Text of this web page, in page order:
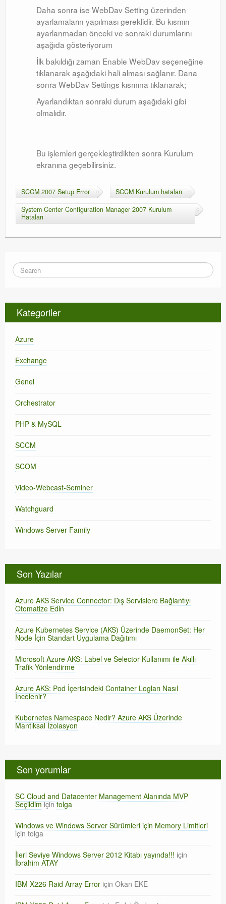
Daha sonra ise WebDav Setting üzerinden
ayarlamaların yapılması gereklidir. Bu kısmın
ayarlanmadan önceki ve sonraki durumlarını
aşağıda gösteriyorum
İlk bakıldığı zaman Enable WebDav seçeneğine
tıklanarak aşağıdaki hali alması sağlanır. Dana
sonra WebDav Settings kısmına tıklanarak;
Ayarlandıktan sonraki durum aşağıdaki gibi
olmalıdır.
Bu işlemleri gerçekleştirdikten sonra Kurulum
ekranına geçebilirsiniz.
SCCM 2007 Setup Error
SCCM Kurulum hataları
System Center Configuration Manager 2007 Kurulum
Hataları
Kategoriler
Azure
Exchange
Genel
Orchestrator
PHP & MySQL
SCCM
SCOM
Video-Webcast-Seminer
Watchguard
Windows Server Family
Son Yazılar
Azure AKS Service Connector: Dış Servislere Bağlantıyı
Otomatize Edin
Azure Kubernetes Service (AKS) Üzerinde DaemonSet: Her
Node İçin Standart Uygulama Dağıtımı
Microsoft Azure AKS: Label ve Selector Kullanımı ile Akıllı
Trafik Yönlendirme
Azure AKS: Pod İçerisindeki Container Logları Nasıl
İncelenir?
Kubernetes Namespace Nedir? Azure AKS Üzerinde
Mantıksal İzolasyon
Son yorumlar
SC Cloud and Datacenter Management Alanında MVP
Seçildimiçintolga
Windows ve Windows Server Sürümleri için Memory Limitleri
içintolga
İleri Seviye Windows Server 2012 Kitabı yayında!!! için
İbrahim ATAY
IBM X226 Raid Array Error için Okan EKE